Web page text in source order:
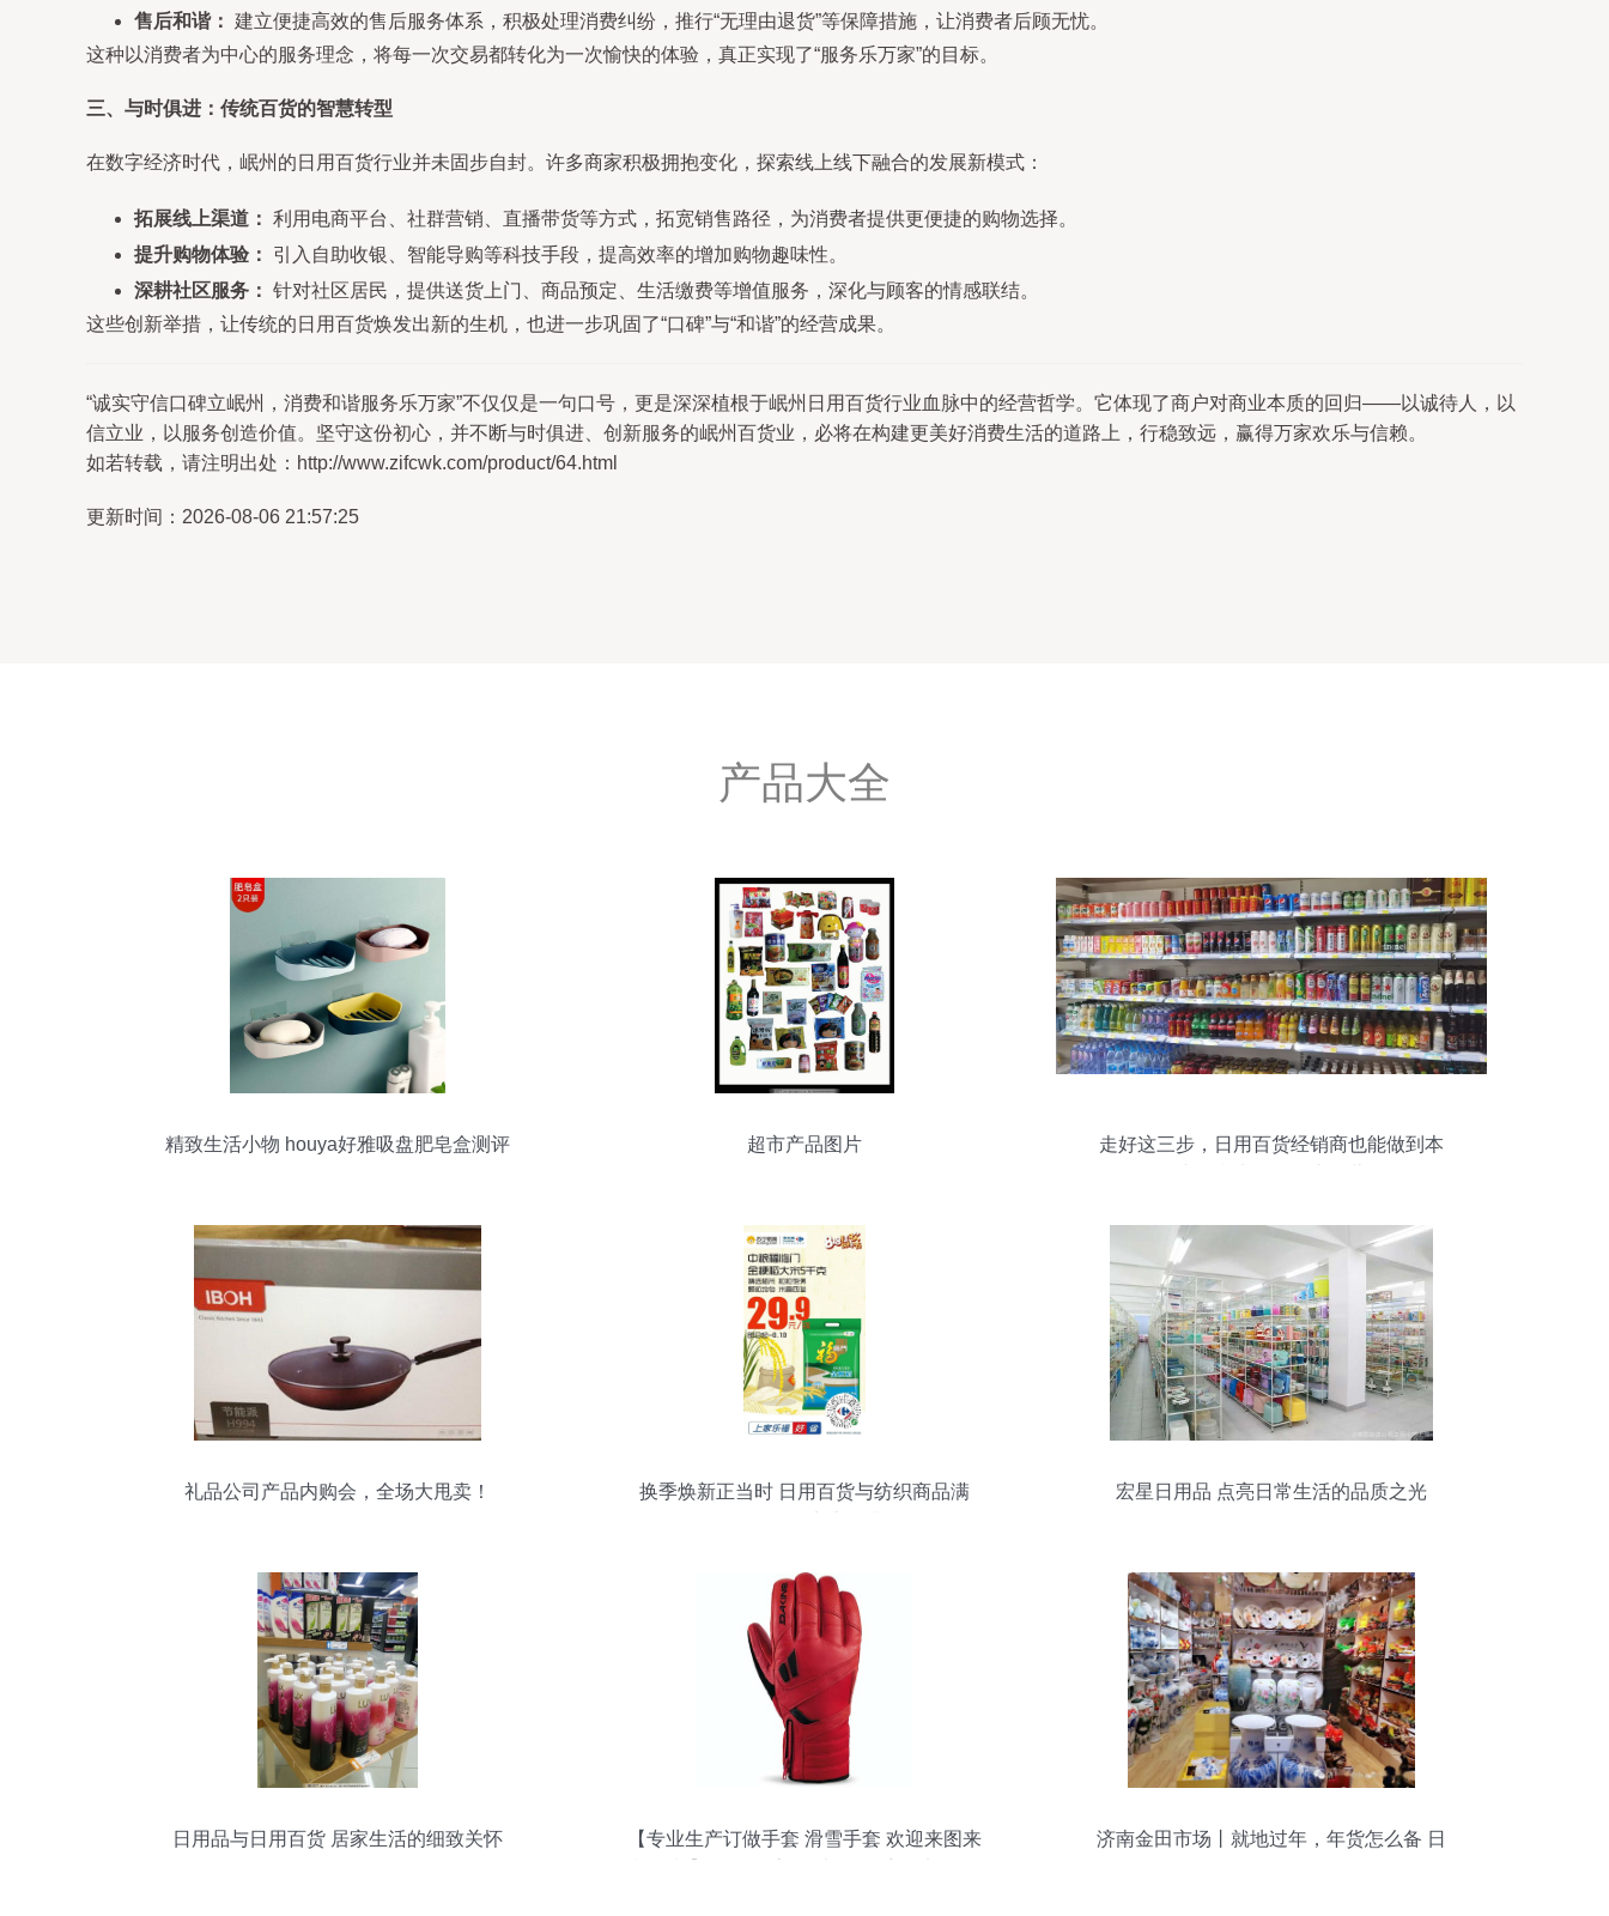
售后和谐： 建立便捷高效的售后服务体系，积极处理消费纠纷，推行“无理由退货”等保障措施，让消费者后顾无忧。
这种以消费者为中心的服务理念，将每一次交易都转化为一次愉快的体验，真正实现了“服务乐万家”的目标。
三、与时俱进：传统百货的智慧转型
在数字经济时代，岷州的日用百货行业并未固步自封。许多商家积极拥抱变化，探索线上线下融合的发展新模式：
拓展线上渠道： 利用电商平台、社群营销、直播带货等方式，拓宽销售路径，为消费者提供更便捷的购物选择。
提升购物体验：
引入自助收银、智能导购等科技手段，提高效率的增加购物趣味性。
深耕社区服务： 针对社区居民，提供送货上门、商品预定、生活缴费等增值服务，深化与顾客的情感联结。
这些创新举措，让传统的日用百货焕发出新的生机，也进一步巩固了“口碑”与“和谐”的经营成果。
“诚实守信口碑立岷州，消费和谐服务乐万家”不仅仅是一句口号，更是深深植根于岷州日用百货行业血脉中的经营哲学。它体现了商户对商业本质的回归——以诚待人，以
信立业，以服务创造价值。坚守这份初心，并不断与时俱进、创新服务的岷州百货业，必将在构建更美好消费生活的道路上，行稳致远，赢得万家欢乐与信赖。
如若转载，请注明出处：http://www.zifcwk.com/product/64.html
更新时间：2026-08-06 21:57:25
产品大全
精致生活小物 houya好雅吸盘肥皂盒测评
超市产品图片
走好这三步，日用百货经销商也能做到本
礼品公司产品内购会，全场大甩卖！
换季焕新正当时 日用百货与纺织商品满
宏星日用品 点亮日常生活的品质之光
日用品与日用百货 居家生活的细致关怀
【专业生产订做手套 滑雪手套 欢迎来图来
济南金田市场丨就地过年，年货怎么备 日